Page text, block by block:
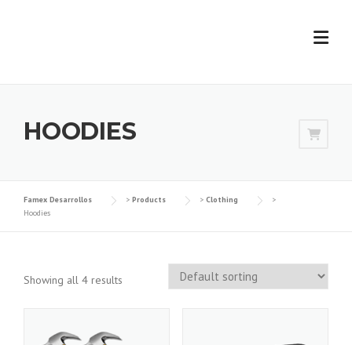
HOODIES
Famex Desarrollos > Products > Clothing
>
Hoodies
Showing all 4 results